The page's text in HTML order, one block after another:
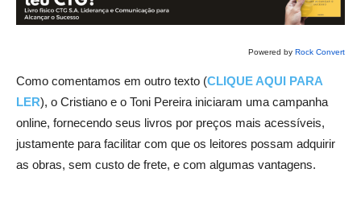
Powered by Rock Convert
Como comentamos em outro texto (CLIQUE AQUI PARA
LER), o Cristiano e o Toni Pereira iniciaram uma campanha
online, fornecendo seus livros por preços mais acessíveis,
justamente para facilitar com que os leitores possam adquirir
as obras, sem custo de frete, e com algumas vantagens.